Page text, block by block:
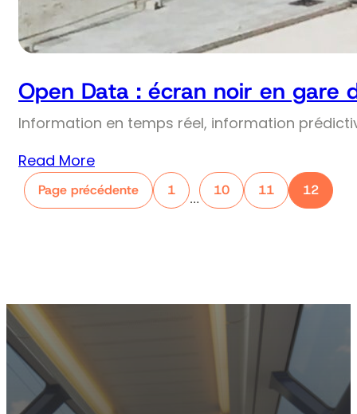
Open Data : écran noir en gare
Information en temps réel, information
Read More
Page précédente 1
…
10 11 12